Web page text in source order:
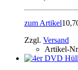
zum Artikel
Zzgl. Versand
Artikel-